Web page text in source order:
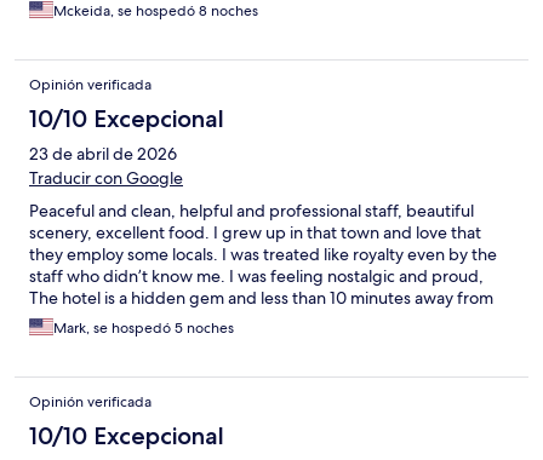
Mckeida, se hospedó 8 noches
Opinión verificada
10/10 Excepcional
23 de abril de 2026
Traducir con Google
Peaceful and clean, helpful and professional staff, beautiful
scenery, excellent food. I grew up in that town and love that
they employ some locals. I was treated like royalty even by the
staff who didn’t know me. I was feeling nostalgic and proud,
The hotel is a hidden gem and less than 10 minutes away from
the airport and walking distance from the historic Fort Charles,
Giddy House, Old Naval Hospital and lots more.
Mark, se hospedó 5 noches
Opinión verificada
10/10 Excepcional